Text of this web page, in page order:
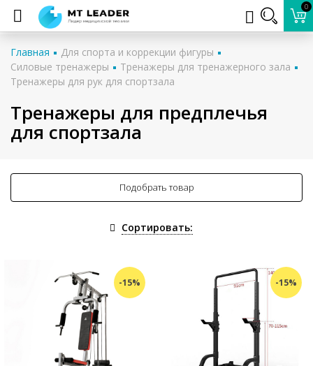
0
Главная
Для спорта и коррекции фигуры
Силовые тренажеры
Тренажеры для тренажерного зала
Тренажеры для рук для спортзала
Тренажеры для предплечья
для спортзала
Подобрать товар
Сортировать:
-15% -15%